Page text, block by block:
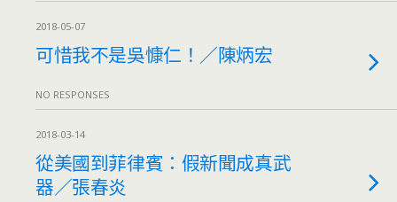
2018-05-07
可惜我不是吳慷仁！／陳炳宏
NO RESPONSES
2018-03-14
從美國到菲律賓：假新聞成真武
器／張春炎